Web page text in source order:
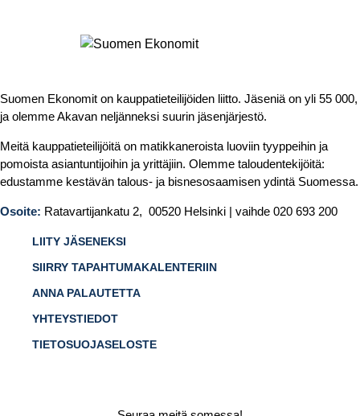
Suomen Ekonomit on kauppatieteilijöiden liitto. Jäseniä on yli 55 000,
ja olemme Akavan neljänneksi suurin jäsenjärjestö.
Meitä kauppatieteilijöitä on matikkaneroista luoviin tyyppeihin ja
pomoista asiantuntijoihin ja yrittäjiin. Olemme taloudentekijöitä:
edustamme kestävän talous- ja bisnesosaamisen ydintä Suomessa.
Osoite: Ratavartijankatu 2, 00520 Helsinki | vaihde 020 693 200
LIITY JÄSENEKSI
SIIRRY TAPAHTUMAKALENTERIIN
ANNA PALAUTETTA
YHTEYSTIEDOT
TIETOSUOJASELOSTE